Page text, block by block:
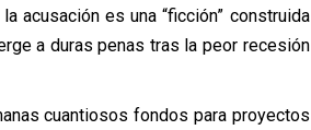
acusación es una “ficción” construida
a duras penas tras la peor recesión
cuantiosos fondos para proyectos